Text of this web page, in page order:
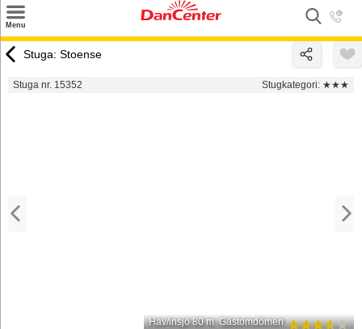
Menu
Tilbud
Stuga: Stoense
Stuga nr. 15352 Stugkategori: ★★★
Hav/insjö 80 m Gästomdömen